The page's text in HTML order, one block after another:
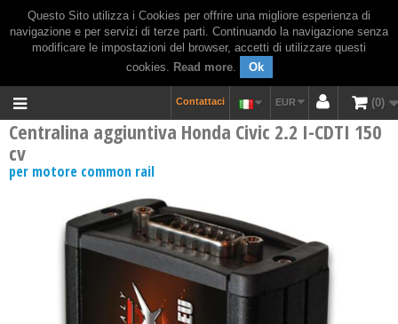
Questo Sito utilizza i Cookies per offrire una migliore esperienza di
navigazione e per servizi di terze parti. Continuando la navigazione senza
modificare le impostazioni del browser, accetti di utilizzare questi
cookies. Read more. Ok
0
EUR
Contattaci
Centralina aggiuntiva Honda Civic 2.2 I-CDTI 150
cv
per motore common rail